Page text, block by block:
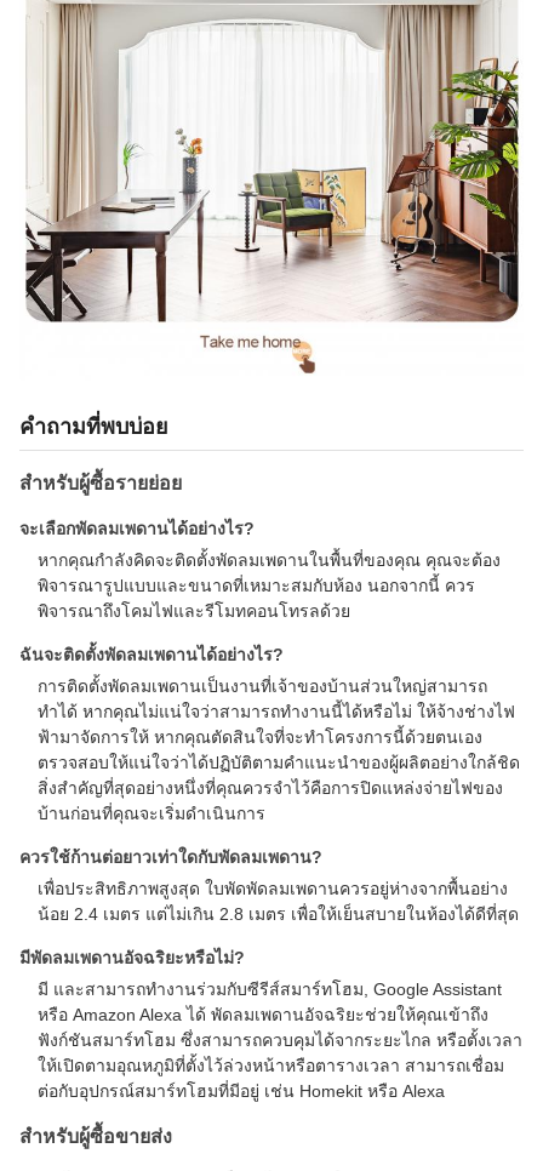
คำถามที่พบบ่อย
สำหรับผู้ซื้อรายย่อย
จะเลือกพัดลมเพดานได้อย่างไร?
หากคุณกำลังคิดจะติดตั้งพัดลมเพดานในพื้นที่ของคุณ คุณจะต้อง
พิจารณารูปแบบและขนาดที่เหมาะสมกับห้อง นอกจากนี้ ควร
พิจารณาถึงโคมไฟและรีโมทคอนโทรลด้วย
ฉันจะติดตั้งพัดลมเพดานได้อย่างไร?
การติดตั้งพัดลมเพดานเป็นงานที่เจ้าของบ้านส่วนใหญ่สามารถ
ทำได้ หากคุณไม่แน่ใจว่าสามารถทำงานนี้ได้หรือไม่ ให้จ้างช่างไฟ
ฟ้ามาจัดการให้ หากคุณตัดสินใจที่จะทำโครงการนี้ด้วยตนเอง
ตรวจสอบให้แน่ใจว่าได้ปฏิบัติตามคำแนะนำของผู้ผลิตอย่างใกล้ชิด
สิ่งสำคัญที่สุดอย่างหนึ่งที่คุณควรจำไว้คือการปิดแหล่งจ่ายไฟของ
บ้านก่อนที่คุณจะเริ่มดำเนินการ
ควรใช้ก้านต่อยาวเท่าใดกับพัดลมเพดาน?
เพื่อประสิทธิภาพสูงสุด ใบพัดพัดลมเพดานควรอยู่ห่างจากพื้นอย่าง
น้อย 2.4 เมตร แต่ไม่เกิน 2.8 เมตร เพื่อให้เย็นสบายในห้องได้ดีที่สุด
มีพัดลมเพดานอัจฉริยะหรือไม่?
มี และสามารถทำงานร่วมกับซีรีส์สมาร์ทโฮม, Google Assistant
หรือ Amazon Alexa ได้ พัดลมเพดานอัจฉริยะช่วยให้คุณเข้าถึง
ฟังก์ชันสมาร์ทโฮม ซึ่งสามารถควบคุมได้จากระยะไกล หรือตั้งเวลา
ให้เปิดตามอุณหภูมิที่ตั้งไว้ล่วงหน้าหรือตารางเวลา สามารถเชื่อม
ต่อกับอุปกรณ์สมาร์ทโฮมที่มีอยู่ เช่น Homekit หรือ Alexa
สำหรับผู้ซื้อขายส่ง